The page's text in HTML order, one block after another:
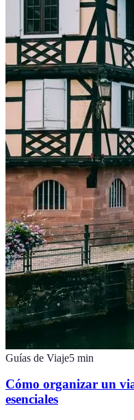
Guías de Viaje5 min
Cómo organizar un
esenciales